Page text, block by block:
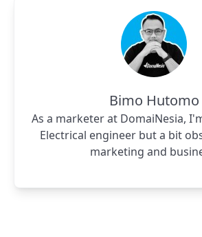
Bimo Hutomo
As a marketer at DomaiNesia,
Electrical engineer but a bit
marketing and